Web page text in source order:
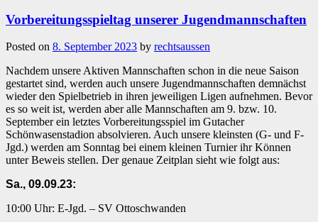
Vorbereitungsspieltag unserer Jugendmannschaften
Posted on 8. September 2023 by rechtsaussen
Nachdem unsere Aktiven Mannschaften schon in die neue Saison
gestartet sind, werden auch unsere Jugendmannschaften demnächst
wieder den Spielbetrieb in ihren jeweiligen Ligen aufnehmen. Bevor
es so weit ist, werden aber alle Mannschaften am 9. bzw. 10.
September ein letztes Vorbereitungsspiel im Gutacher
Schönwasenstadion absolvieren. Auch unsere kleinsten (G- und F-
Jgd.) werden am Sonntag bei einem kleinen Turnier ihr Können
unter Beweis stellen. Der genaue Zeitplan sieht wie folgt aus:
Sa., 09.09.23:
10:00 Uhr: E-Jgd. – SV Ottoschwanden